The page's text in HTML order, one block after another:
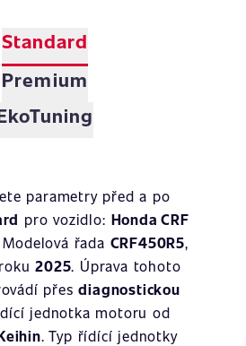
Standard
Premium
parametry před a po
pro vozidlo: Honda CRF
Modelová řada CRF450R5,
2025. Úprava tohoto
přesdiagnostickou
jednotka motoru od
. Typ řídící jednotky